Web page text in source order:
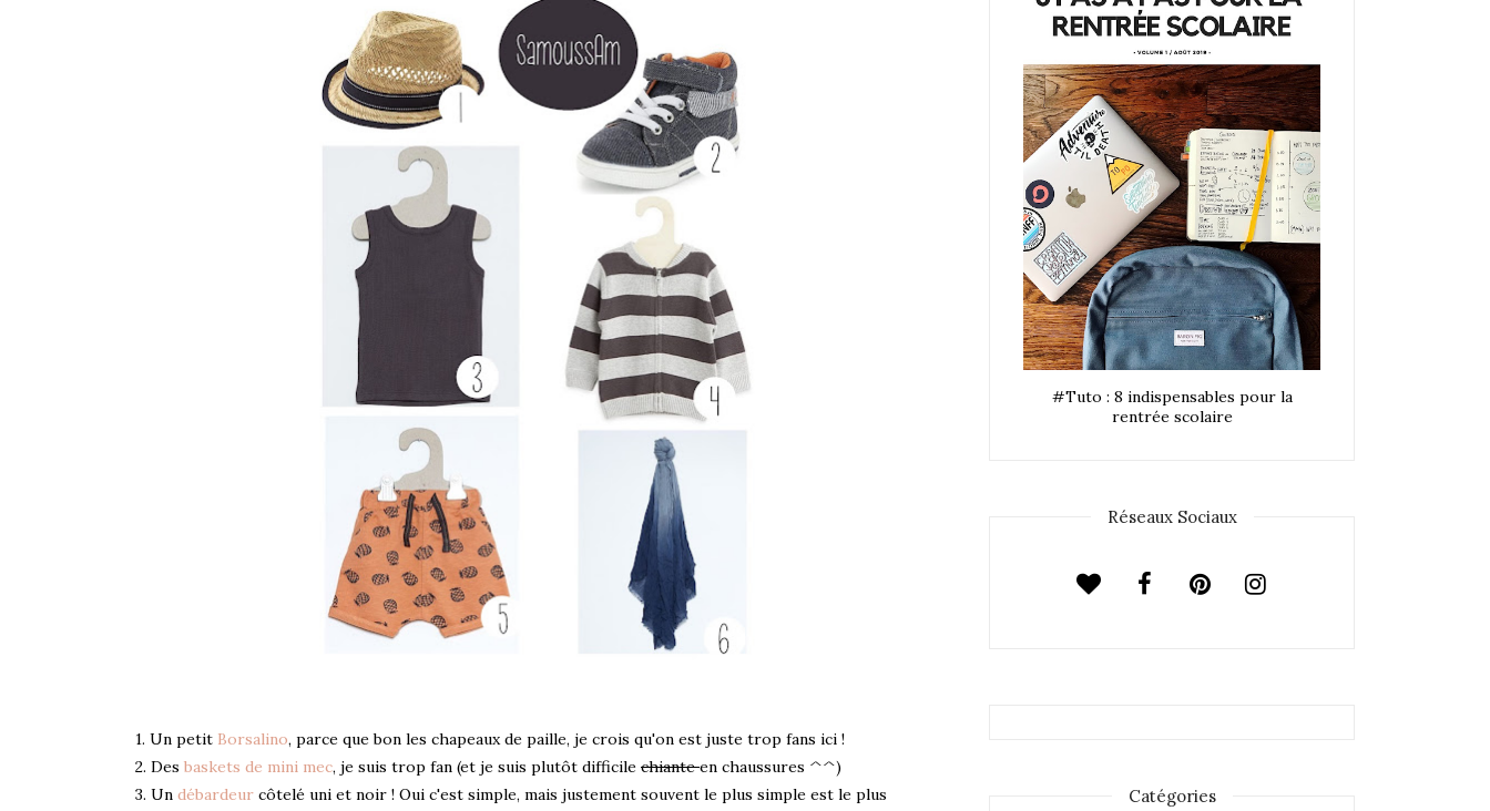
1. Un petit Borsalino, parce que bon les chapeaux de paille, je crois qu'on est juste trop fans ici !
2. Des baskets de mini mec, je suis trop fan (et je suis plutôt difficile chianteen chaussures ^^)
3. Un débardeur côtelé uni et noir ! Oui c'est simple, mais justement souvent le plus simple est le plus
#Tuto : 8 indispensables pour la
rentrée scolaire
Réseaux Sociaux
Catégories